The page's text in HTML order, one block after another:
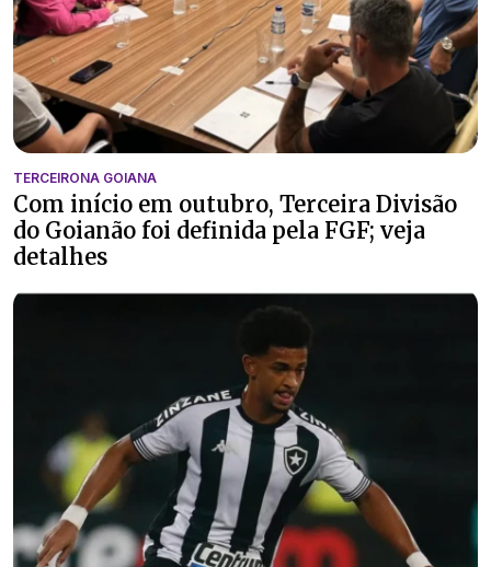
TERCEIRONA GOIANA
Com início em outubro, Terceira Divisão
do Goianão foi definida pela FGF; veja
detalhes